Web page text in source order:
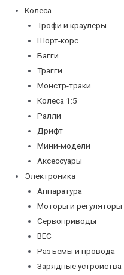
Колеса
Трофи и краулеры
Шорт-корс
Багги
Трагги
Монстр-траки
Колеса 1:5
Ралли
Дрифт
Мини-модели
Аксессуары
Электроника
Аппаратура
Моторы и регуляторы
Сервоприводы
BEC
Разъемы и провода
Зарядные устройства